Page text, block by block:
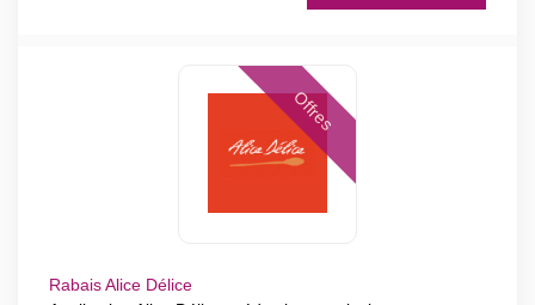
Offres
Rabais Alice Délice